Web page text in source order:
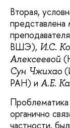
Вторая,
ВШЭ), И.С.
Алексеевой
Сун Чжихао
РАН) и А.Е.
Проблематика
органично
частности,